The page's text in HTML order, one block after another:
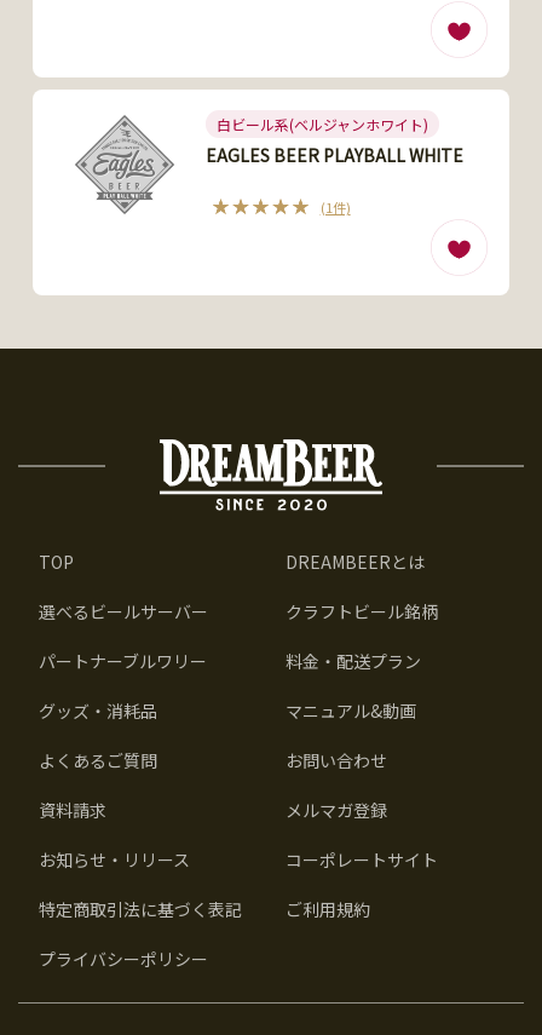
白ビール系(ベルジャンホワイト)
EAGLES BEER PLAYBALL WHITE
(1件)
TOP DREAMBEERとは
選べるビールサーバー クラフトビール銘柄
パートナーブルワリー 料金・配送プラン
グッズ・消耗品 マニュアル&動画
よくあるご質問 お問い合わせ
資料請求 メルマガ登録
お知らせ・リリース コーポレートサイト
特定商取引法に基づく表記 ご利用規約
プライバシーポリシー